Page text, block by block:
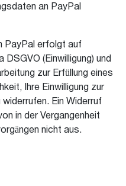
an PayPal
PayPal erfolgt auf
(Einwilligung) und
zur Erfüllung eines
Ihre Einwilligung zur
Ein Widerruf
in der Vergangenheit
nicht aus.